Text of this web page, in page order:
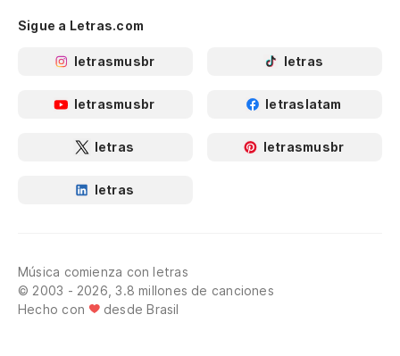
Sigue a Letras.com
letrasmusbr letras
letrasmusbr letraslatam
letras letrasmusbr
letras
Música comienza con letras
© 2003 - 2026, 3.8 millones de canciones
Hecho con
desde Brasil